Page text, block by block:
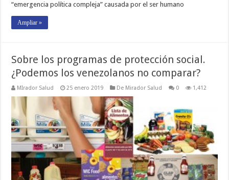
“emergencia política compleja” causada por el ser humano
Ampliar »
Sobre los programas de protección social.
¿Podemos los venezolanos no comparar?
MIrador Salud 25 enero 2019 De Mirador Salud 0 1,412